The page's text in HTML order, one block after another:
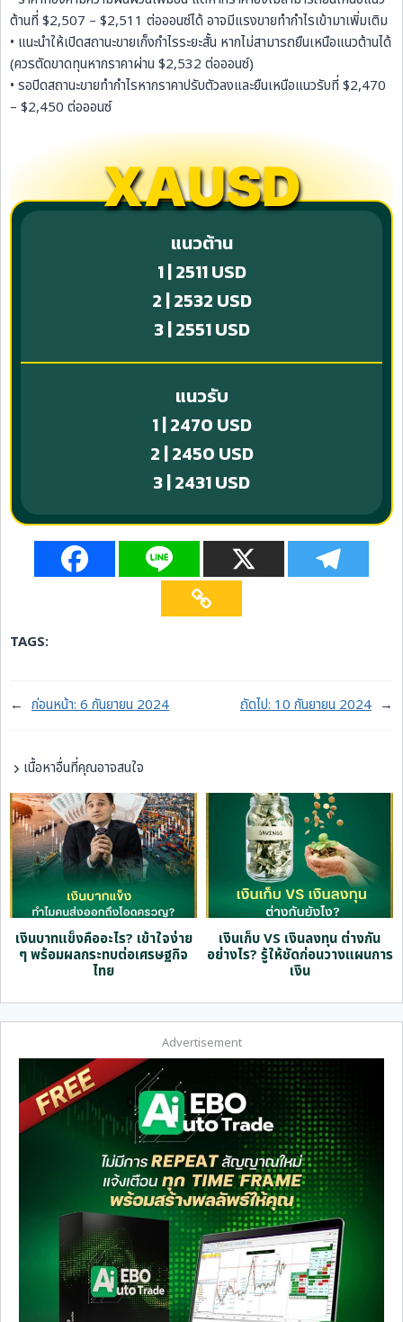
ต้านที่ $2,507 – $2,511 ต่อออนซ์ได้ อาจมีแรงขายทำกำไรเข้ามาเพิ่มเติม
• แนะนำให้เปิดสถานะขายเก็งกำไรระยะสั้น หากไม่สามารถยืนเหนือแนวต้านได้
(ควรตัดขาดทุนหากราคาผ่าน $2,532 ต่อออนซ์)
• รอปิดสถานะขายทำกำไรหากราคาปรับตัวลงและยืนเหนือแนวรับที่ $2,470
– $2,450 ต่อออนซ์
XAUSD
แนวต้าน
1 | 2511 USD
2 | 2532 USD
3 | 2551 USD
แนวรับ
1 | 2470 USD
2 | 2450 USD
3 | 2431 USD
TAGS:
← ก่อนหน้า:6 กันยายน 2024 ถัดไป:10 กันยายน 2024 →
เนื้อหาอื่นที่คุณอาจสนใจ
เงินบาทแข็งคืออะไร? เข้าใจง่าย
ๆ พร้อมผลกระทบต่อเศรษฐกิจ
ไทย
เงินเก็บ VS เงินลงทุน ต่างกัน
อย่างไร? รู้ให้ชัดก่อนวางแผนการ
เงิน
Advertisement